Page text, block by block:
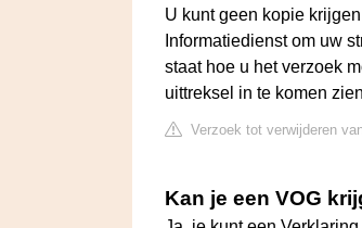
U kunt geen kopie
Informatiedienst om uw
staat hoe u het verzoek
uittreksel in te komen
Verzoek tot verwijderen
Kan je een VOG